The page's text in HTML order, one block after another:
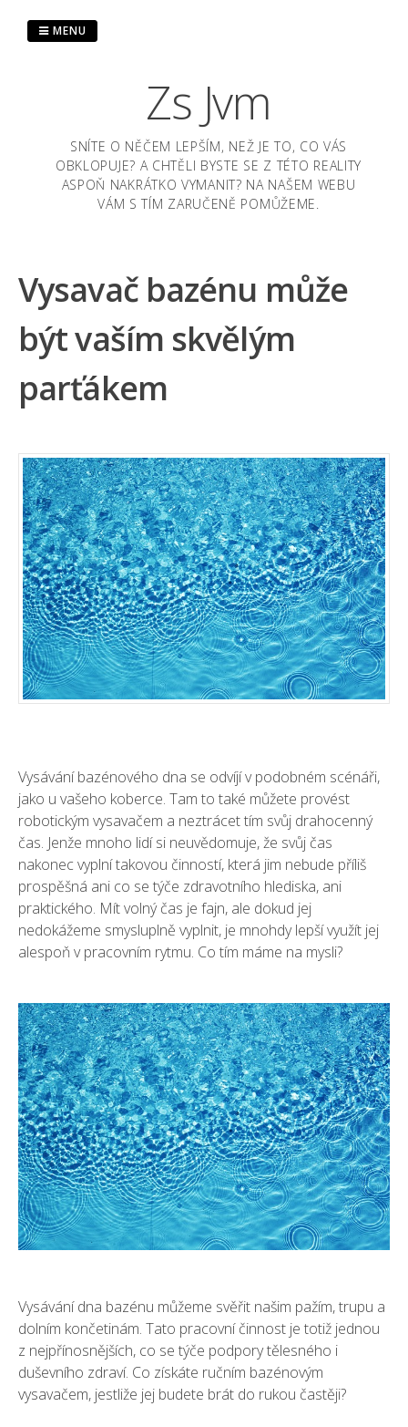
Zs Jvm
SNÍTE O NĚČEM LEPŠÍM, NEŽ JE TO, CO VÁS
OBKLOPUJE? A CHTĚLI BYSTE SE Z TÉTO REALITY
ASPOŇ NAKRÁTKO VYMANIT? NA NAŠEM WEBU
VÁM S TÍM ZARUČENĚ POMŮŽEME.
MENU
Vysavač bazénu může
být vaším skvělým
parťákem
Vysávání bazénového dna se odvíjí v podobném scénáři,
jako u vašeho koberce. Tam to také můžete provést
robotickým vysavačem a neztrácet tím svůj drahocenný
čas. Jenže mnoho lidí si neuvědomuje, že svůj čas
nakonec vyplní takovou činností, která jim nebude příliš
prospěšná ani co se týče zdravotního hlediska, ani
praktického. Mít volný čas je fajn, ale dokud jej
nedokážeme smysluplně vyplnit, je mnohdy lepší využít jej
alespoň v pracovním rytmu. Co tím máme na mysli?
Vysávání dna bazénu můžeme svěřit našim pažím, trupu a
dolním končetinám. Tato pracovní činnost je totiž jednou
z nejpřínosnějších, co se týče podpory tělesného i
duševního zdraví. Co získáte ručním bazénovým
vysavačem, jestliže jej budete brát do rukou častěji?